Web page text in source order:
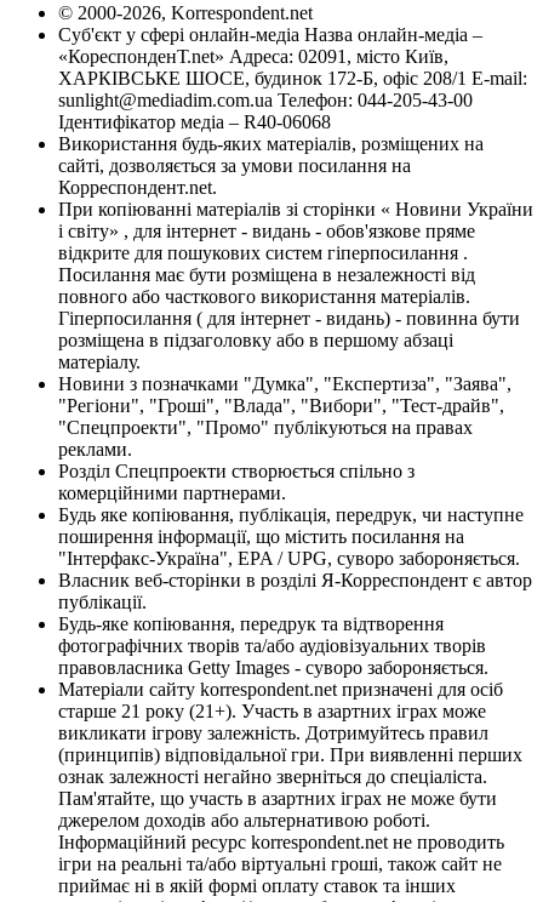
© 2000-2026, Korrespondent.net
Суб'єкт у сфері онлайн-медіа Назва онлайн-медіа –
«КореспонденТ.net» Адреса: 02091, місто Київ,
ХАРКІВСЬКЕ ШОСЕ, будинок 172-Б, офіс 208/1 E-mail:
sunlight@mediadim.com.ua Телефон: 044-205-43-00
Ідентифікатор медіа – R40-06068
Використання будь-яких матеріалів, розміщених на
сайті, дозволяється за умови посилання на
Корреспондент.net.
При копіюванні матеріалів зі сторінки « Новини України
і світу» , для інтернет - видань - обов'язкове пряме
відкрите для пошукових систем гіперпосилання .
Посилання має бути розміщена в незалежності від
повного або часткового використання матеріалів.
Гіперпосилання ( для інтернет - видань) - повинна бути
розміщена в підзаголовку або в першому абзаці
матеріалу.
Новини з позначками "Думка", "Експертиза", "Заява",
"Регіони", "Гроші", "Влада", "Вибори", "Тест-драйв",
"Спецпроекти", "Промо" публікуються на правах
реклами.
Розділ Спецпроекти створюється спільно з
комерційними партнерами.
Будь яке копіювання, публікація, передрук, чи наступне
поширення інформації, що містить посилання на
"Інтерфакс-Україна", EPA / UPG, суворо забороняється.
Власник веб-сторінки в розділі Я-Корреспондент є автор
публікації.
Будь-яке копіювання, передрук та відтворення
фотографічних творів та/або аудіовізуальних творів
правовласника Getty Images - суворо забороняється.
Матеріали сайту korrespondent.net призначені для осіб
старше 21 року (21+). Участь в азартних іграх може
викликати ігрову залежність. Дотримуйтесь правил
(принципів) відповідальної гри. При виявленні перших
ознак залежності негайно зверніться до спеціаліста.
Пам'ятайте, що участь в азартних іграх не може бути
джерелом доходів або альтернативою роботі.
Інформаційний ресурс korrespondent.net не проводить
ігри на реальні та/або віртуальні гроші, також сайт не
приймає ні в якій формі оплату ставок та інших